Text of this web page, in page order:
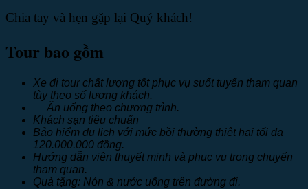
Chia tay và hẹn gặp lại Quý khách!
Tour bao gồm
Xe đi tour chất lượng tốt phục vụ suốt tuyến tham quan
tùy theo số lượng khách.
Ăn uống theo chương trình.
Khách sạn tiêu chuẩn
Bảo hiểm du lịch với mức bồi thường thiệt hại tối đa
120.000.000 đồng.
Hướng dẫn viên thuyết minh và phục vụ trong chuyến
tham quan.
Quà tặng: Nón & nước uống trên đường đi.